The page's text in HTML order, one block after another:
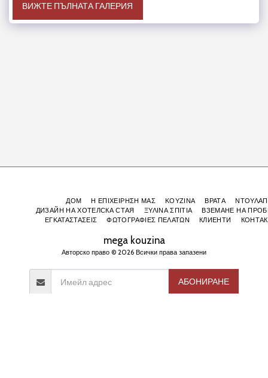
ВИЖТЕ ПЪЛНАТА ГАЛЕРИЯ
mega kouzina
Авторско право © 2026 Всички права запазени
ДОМ Η ΕΠΙΧΕΙΡΗΣΗ ΜΑΣ ΚΟΥΖΙΝΑ ВРАТА
ДИЗАЙН НА ХОТЕЛСКА СТАЯ
ΞΥΛΙΝΑ ΣΠΙΤΙΑ
ВЗЕМАНЕ НА
ΕΓΚΑΤΑΣΤΑΣΕΙΣ
ΦΩΤΟΓΡΑΦΙΕΣ ΠΕΛΑΤΩΝ КЛИЕНТИ
АБОНИРАНЕ